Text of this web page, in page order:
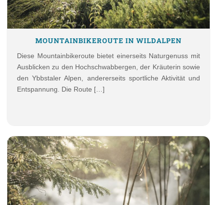
MOUNTAINBIKEROUTE IN WILDALPEN
Diese Mountainbikeroute bietet einerseits Naturgenuss mit
Ausblicken zu den Hochschwabbergen, der Kräuterin sowie
den Ybbstaler Alpen, andererseits sportliche Aktivität und
Entspannung. Die Route […]